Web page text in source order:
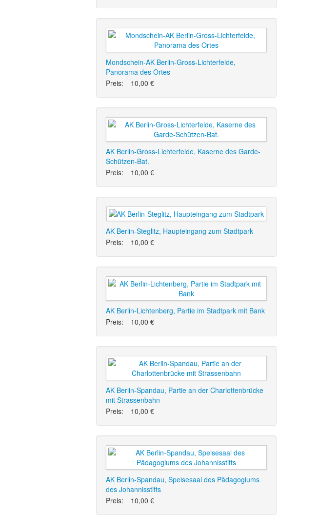
Mondschein-AK Berlin-Gross-Lichterfelde,
Panorama des Ortes
Preis:
10,00 €
AK Berlin-Gross-Lichterfelde, Kaserne des Garde-
Schützen-Bat.
Preis:
10,00 €
AK Berlin-Steglitz, Haupteingang zum Stadtpark
Preis:
10,00 €
AK Berlin-Lichtenberg, Partie im Stadtpark mit Bank
Preis:
10,00 €
AK Berlin-Spandau, Partie an der Charlottenbrücke
mit Strassenbahn
Preis:
10,00 €
AK Berlin-Spandau, Speisesaal des Pädagogiums
des Johannisstifts
Preis:
10,00 €